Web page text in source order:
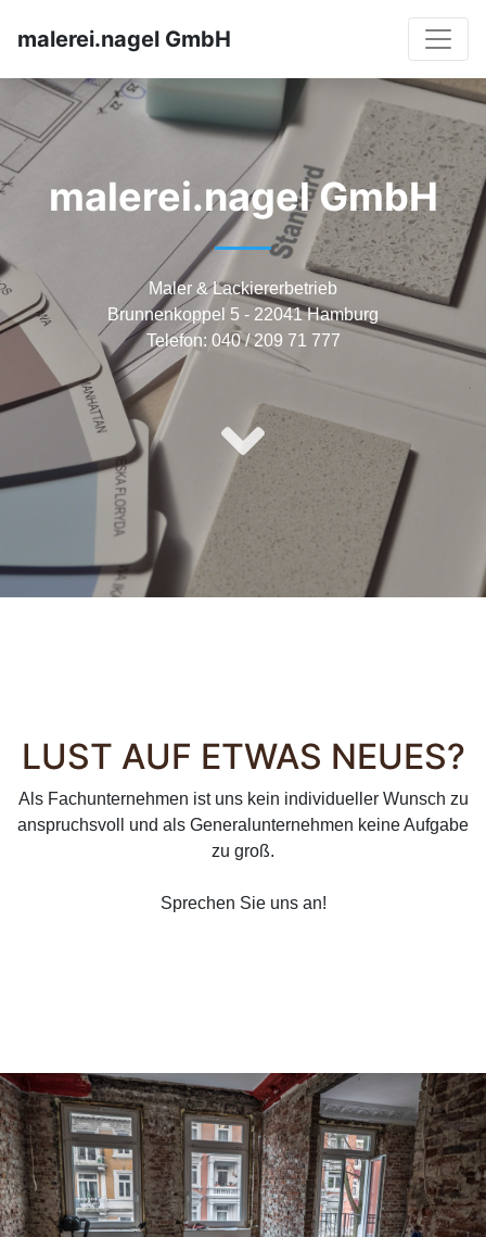
malerei.nagel GmbH
malerei.nagel GmbH
Maler & Lackiererbetrieb
Brunnenkoppel 5 - 22041 Hamburg
Telefon: 040 / 209 71 777
LUST AUF ETWAS NEUES?
Als Fachunternehmen ist uns kein individueller Wunsch zu
anspruchsvoll und als Generalunternehmen keine Aufgabe
zu groß.
Sprechen Sie uns an!